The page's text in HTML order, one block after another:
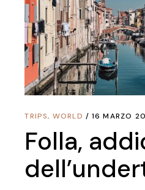
TRIPS, WORLD 16 MARZO
Folla,